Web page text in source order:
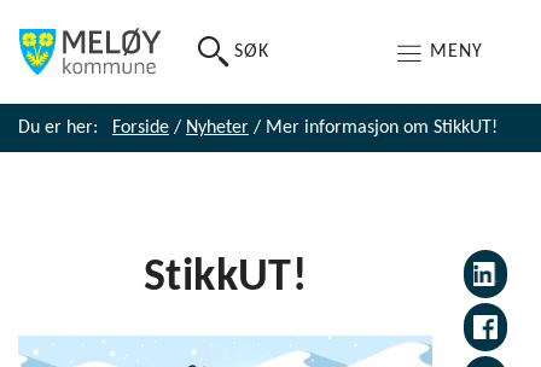
SØK MENY
Du er her: Forside / Nyheter / Mer informasjon om StikkUT!
StikkUT!